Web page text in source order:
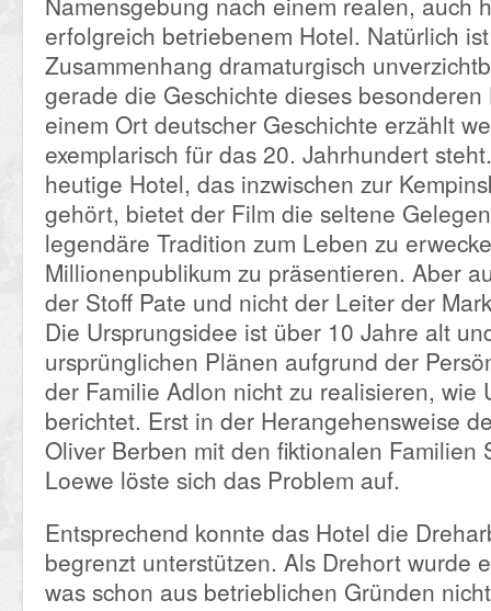
erfolgreich betriebenem Hotel. Natürlich
Zusammenhang dramaturgisch
gerade die Geschichte dieses besonderen
einem Ort deutscher Geschichte erzählt
exemplarisch für das 20. Jahrhundert
heutige Hotel, das inzwischen zur
gehört, bietet der Film die seltene
legendäre Tradition zum Leben zu
Millionenpublikum zu präsentieren. Aber
der Stoff Pate und nicht der Leiter der
Die Ursprungsidee ist über 10 Jahre alt
ursprünglichen Plänen aufgrund der
der Familie Adlon nicht zu realisieren, wie
berichtet. Erst in der Herangehensweise
Oliver Berben mit den fiktionalen Familien
Loewe löste sich das Problem auf.
Entsprechend konnte das Hotel die
begrenzt unterstützen. Als Drehort wurde
was schon aus betrieblichen Gründen